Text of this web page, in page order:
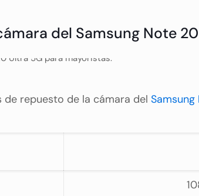
del Samsung Note
de repuesto de la cámara del